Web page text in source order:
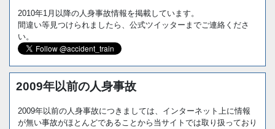
2010年1月以降の人身事故情報を掲載しています。
間違い等見つけられましたら、公式ツイッターまでご連絡くださ
い。
2009年以前の人身事故
2009年以前の人身事故につきましては、インターネット上に情報
が無い事故がほとんどであることから当サイトでは取り扱っており